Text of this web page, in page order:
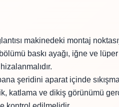
makinedeki montaj
bölümü baskı ayağı, iğne ve
şeridini aparat içinde
katlama ve dikiş görünümü